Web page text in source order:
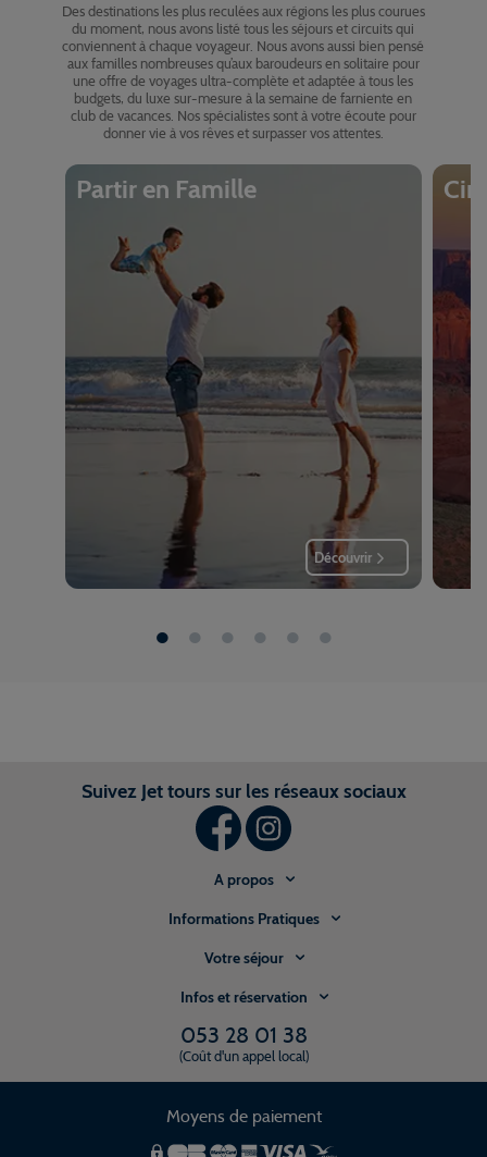
Des destinations les plus reculées aux régions les plus courues
du moment, nous avons listé tous les séjours et circuits qui
conviennent à chaque voyageur. Nous avons aussi bien pensé
aux familles nombreuses qu’aux baroudeurs en solitaire pour
une offre de voyages ultra-complète et adaptée à tous les
budgets, du luxe sur-mesure à la semaine de farniente en
club de vacances. Nos spécialistes sont à votre écoute pour
donner vie à vos rêves et surpasser vos attentes.
Partir en Famille
Découvrir
Suivez Jet tours sur les réseaux sociaux
A propos
Informations Pratiques
Votre séjour
Infos et réservation
053 28 01 38
(Coût d'un appel local)
Moyens de paiement